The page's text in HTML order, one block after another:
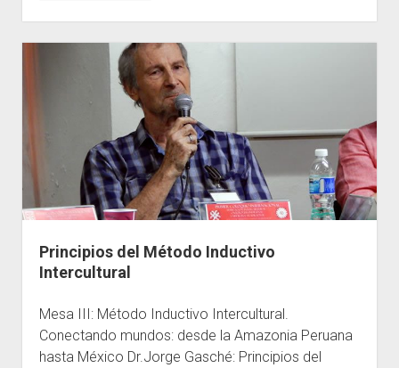
educativas
–
María
Bertely
Busquets
Principios del Método Inductivo
Intercultural
Mesa III: Método Inductivo Intercultural.
Conectando mundos: desde la Amazonia Peruana
hasta México Dr.Jorge Gasché: Principios del